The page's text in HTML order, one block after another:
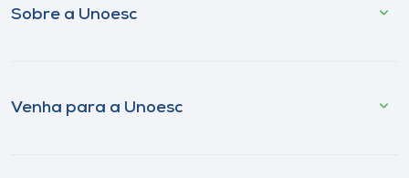
Sobre a Unoesc
Venha para a Unoesc